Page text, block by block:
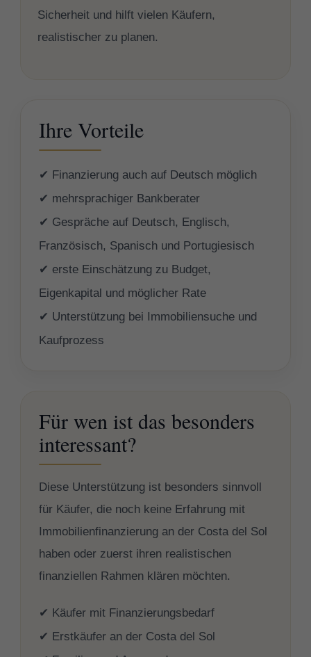
Sicherheit und hilft vielen Käufern,
realistischer zu planen.
Ihre Vorteile
✔ Finanzierung auch auf Deutsch möglich
✔ mehrsprachiger Bankberater
✔ Gespräche auf Deutsch, Englisch,
Französisch, Spanisch und Portugiesisch
✔ erste Einschätzung zu Budget,
Eigenkapital und möglicher Rate
✔ Unterstützung bei Immobiliensuche und
Kaufprozess
Für wen ist das besonders
interessant?
Diese Unterstützung ist besonders sinnvoll
für Käufer, die noch keine Erfahrung mit
Immobilienfinanzierung an der Costa del Sol
haben oder zuerst ihren realistischen
finanziellen Rahmen klären möchten.
✔ Käufer mit Finanzierungsbedarf
✔ Erstkäufer an der Costa del Sol